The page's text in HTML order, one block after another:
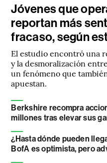
Jóvenes que
reportan más
fracaso, según
El estudio encontró una
y la desmoralización
un fenómeno que
apuestan.
Berkshire recompra
millones tras elevar sus
¿Hasta dónde pueden
BofA es optimista, pero